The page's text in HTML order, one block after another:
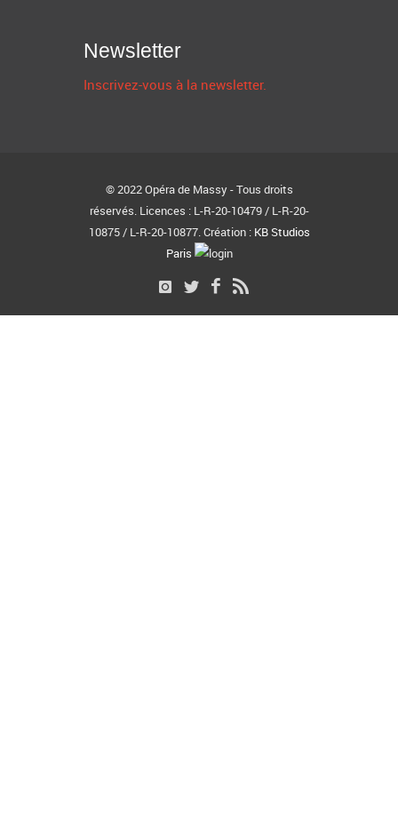
Newsletter
Inscrivez-vous à la newsletter.
© 2022 Opéra de Massy - Tous droits
réservés. Licences : L-R-20-10479 / L-R-20-
10875 / L-R-20-10877. Création : KB Studios
Paris